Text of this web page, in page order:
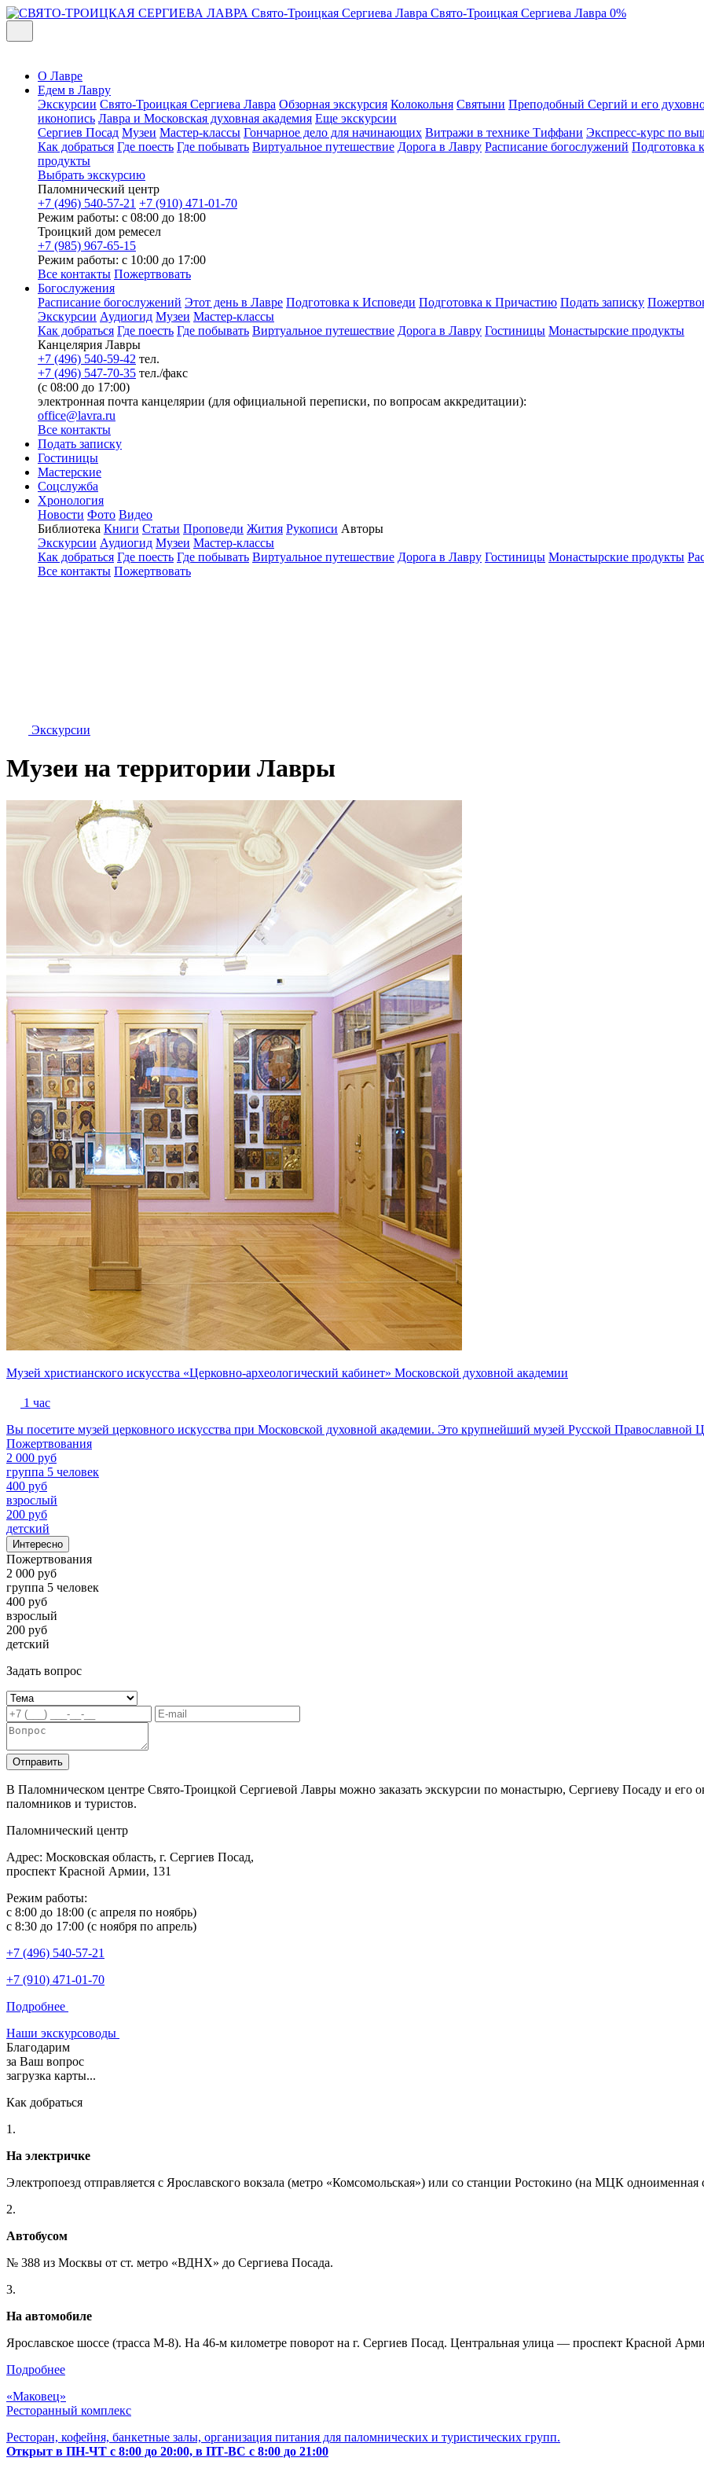
Свято-Троицкая Сергиева Лавра Свято-Троицкая Сергиева Лавра 0%
О Лавре
Едем в Лавру
Экскурсии Свято-Троицкая Сергиева Лавра Обзорная экскурсия Колокольня Святыни Преподобный Сергий и его
иконопись Лавра и Московская духовная академия Еще экскурсии
Сергиев Посад Музеи Мастер-классы Гончарное дело для начинающих Витражи в технике Тиффани Экспресс-курс по
Как добраться Где поесть Где побывать Виртуальное путешествие Дорога в Лавру Расписание богослужений Подготовка
продукты
Выбрать экскурсию
Паломнический центр
+7 (496) 540-57-21 +7 (910) 471-01-70
Режим работы: с 08:00 до 18:00
Троицкий дом ремесел
+7 (985) 967-65-15
Режим работы: с 10:00 до 17:00
Все контакты Пожертвовать
Богослужения
Расписание богослужений Этот день в Лавре Подготовка к Исповеди Подготовка к Причастию Подать записку
Экскурсии Аудиогид Музеи Мастер-классы
Как добраться Где поесть Где побывать Виртуальное путешествие Дорога в Лавру Гостиницы Монастырские продукты
Канцелярия Лавры
+7 (496) 540-59-42 тел.
+7 (496) 547-70-35 тел./факс
(с 08:00 до 17:00)
электронная почта канцелярии (для официальной переписки, по вопросам аккредитации):
office@lavra.ru
Все контакты
Подать записку
Гостиницы
Мастерские
Соцслужба
Хронология
Новости Фото Видео
Библиотека Книги Статьи Проповеди Жития Рукописи Авторы
Экскурсии Аудиогид Музеи Мастер-классы
Как добраться Где поесть Где побывать Виртуальное путешествие Дорога в Лавру Гостиницы Монастырские продукты
Все контакты Пожертвовать
Экскурсии
Музеи на территории Лавры
Музей христианского искусства «Церковно-археологический кабинет» Московской духовной академии
1 час
Вы посетите музей церковного искусства при Московской духовной академии. Это крупнейший музей Русской Православной
Пожертвования
2 000 руб
группа 5 человек
400 руб
взрослый
200 руб
детский
Интересно
Пожертвования
2 000 руб
группа 5 человек
400 руб
взрослый
200 руб
детский
Задать вопрос
Отправить
В Паломническом центре Свято-Троицкой Сергиевой Лавры можно заказать экскурсии по монастырю, Сергиеву Посаду и его
паломников и туристов.
Паломнический центр
Адрес: Московская область, г. Сергиев Посад,
проспект Красной Армии, 131
Режим работы:
с 8:00 до 18:00 (с апреля по ноябрь)
с 8:30 до 17:00 (с ноября по апрель)
+7 (496) 540-57-21
+7 (910) 471-01-70
Подробнее
Наши экскурсоводы
Благодарим
за Ваш вопрос
загрузка карты...
Как добраться
1.
На электричке
Электропоезд отправляется с Ярославского вокзала (метро «Комсомольская») или со станции Ростокино (на МЦК
2.
Автобусом
№ 388 из Москвы от ст. метро «ВДНХ» до Сергиева Посада.
3.
На автомобиле
Ярославское шоссе (трасса М-8). На 46-м километре поворот на г. Сергиев Посад. Центральная улица — проспект Красной
Подробнее
«Маковец»
Ресторанный комплекс
Ресторан, кофейня, банкетные залы, организация питания для паломнических и туристических групп.
Открыт в ПН-ЧТ с 8:00 до 20:00, в ПТ-ВС с 8:00 до 21:00